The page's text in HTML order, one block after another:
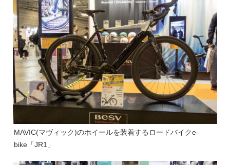
MAVIC(マヴィック)のホイールを装着するロードバイクe-
bike「JR1」